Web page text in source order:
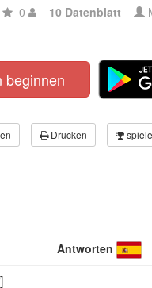
0 10 Datenblatt
Drucken
Antworten